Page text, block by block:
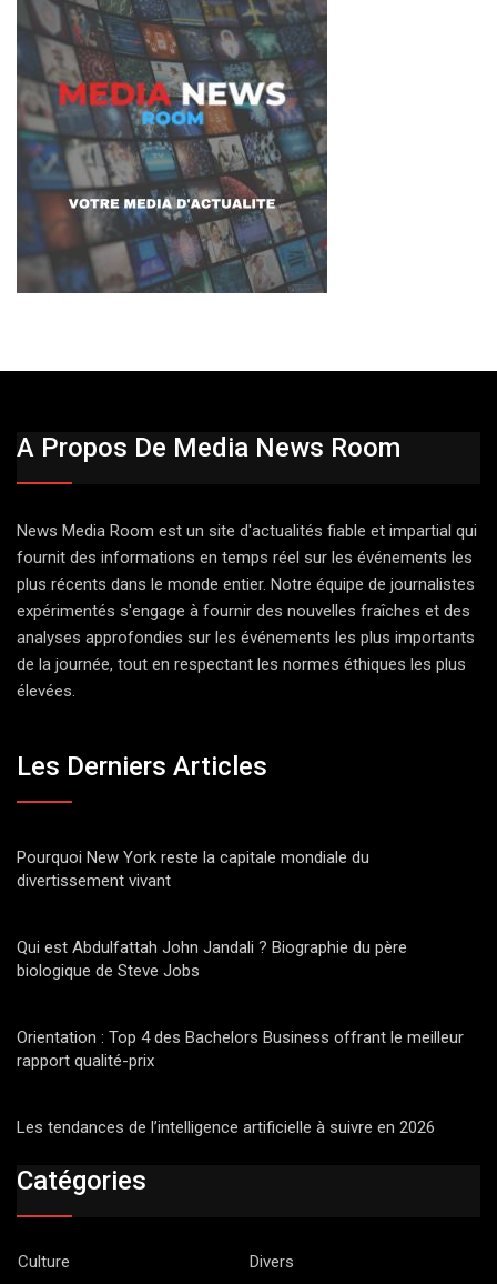
A Propos De Media News Room
News Media Room est un site d'actualités fiable et impartial qui
fournit des informations en temps réel sur les événements les
plus récents dans le monde entier. Notre équipe de journalistes
expérimentés s'engage à fournir des nouvelles fraîches et des
analyses approfondies sur les événements les plus importants
de la journée, tout en respectant les normes éthiques les plus
élevées.
Les Derniers Articles
Pourquoi New York reste la capitale mondiale du
divertissement vivant
Qui est Abdulfattah John Jandali ? Biographie du père
biologique de Steve Jobs
Orientation : Top 4 des Bachelors Business offrant le meilleur
rapport qualité-prix
Les tendances de l’intelligence artificielle à suivre en 2026
Catégories
Culture
Divers